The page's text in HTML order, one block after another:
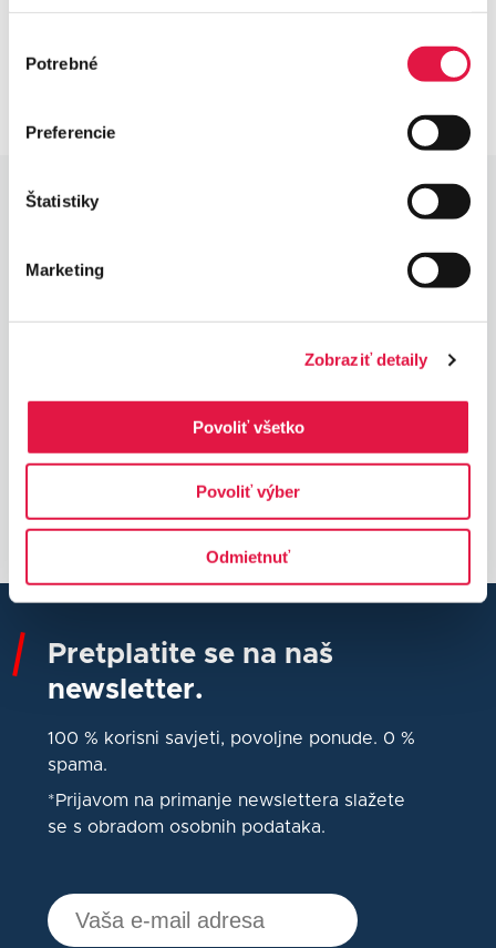
súhlasu
Potrebné
Preferencie
Štatistiky
Marketing
Zobraziť detaily
Povoliť všetko
Povoliť výber
Odmietnuť
Vikendi/blagdani 8–20h: Hitno
Bezbržno poslovanje
Pretplatite se na naš
newsletter.
100 % korisni savjeti, povoljne ponude. 0 %
spama.
*Prijavom na primanje newslettera slažete
se s obradom osobnih podataka.